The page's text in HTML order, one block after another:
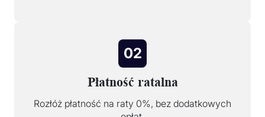
02
Płatność ratalna
Rozłóż płatność na raty 0%, bez dodatkowych